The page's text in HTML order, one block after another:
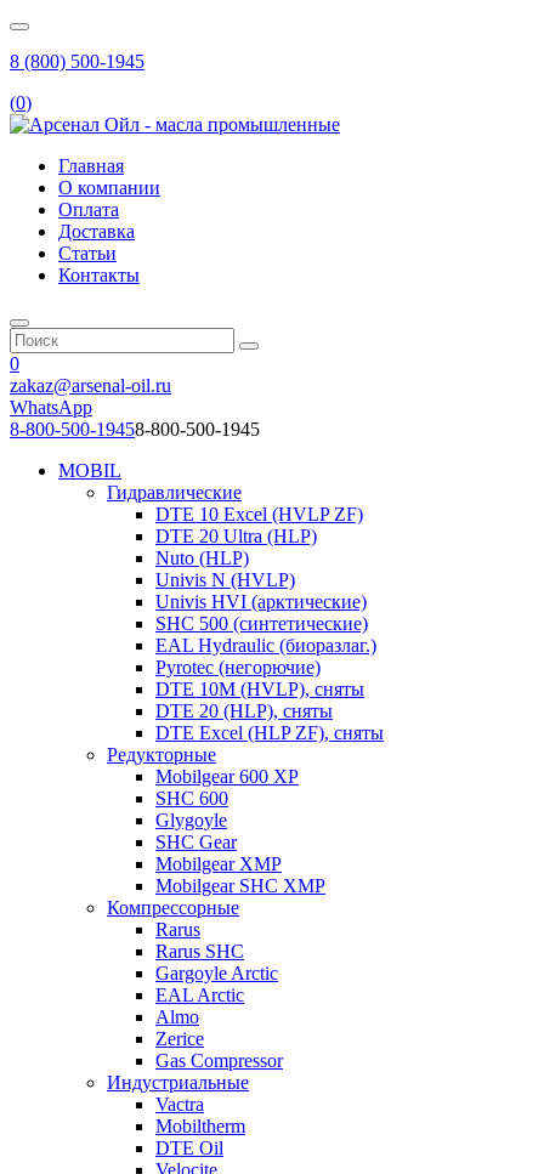
8 (800) 500-1945
(0)
Главная
О компании
Оплата
Доставка
Статьи
Контакты
0
zakaz@arsenal-oil.ru
WhatsApp
8-800-500-19458-800-500-1945
MOBIL
Гидравлические
DTE 10 Excel (HVLP ZF)
DTE 20 Ultra (HLP)
Nuto (HLP)
Univis N (HVLP)
Univis HVI (арктические)
SHC 500 (синтетические)
EAL Hydraulic (биоразлаг.)
Pyrotec (негорючие)
DTE 10M (HVLP), сняты
DTE 20 (HLP), сняты
DTE Excel (HLP ZF), сняты
Редукторные
Mobilgear 600 XP
SHC 600
Glygoyle
SHC Gear
Mobilgear XMP
Mobilgear SHC XMP
Компрессорные
Rarus
Rarus SHC
Gargoyle Arctic
EAL Arctic
Almo
Zerice
Gas Compressor
Индустриальные
Vactra
Mobiltherm
DTE Oil
Velocite